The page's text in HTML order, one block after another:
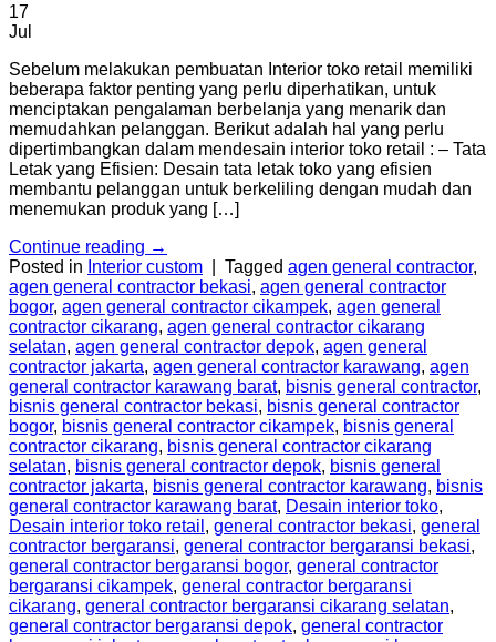
17
Jul
Sebelum melakukan pembuatan Interior toko retail memiliki
beberapa faktor penting yang perlu diperhatikan, untuk
menciptakan pengalaman berbelanja yang menarik dan
memudahkan pelanggan. Berikut adalah hal yang perlu
dipertimbangkan dalam mendesain interior toko retail : – Tata
Letak yang Efisien: Desain tata letak toko yang efisien
membantu pelanggan untuk berkeliling dengan mudah dan
menemukan produk yang […]
Continue reading →
Posted in Interior custom Tagged agen general contractor,
agen general contractor bekasi, agen general contractor
bogor, agen general contractor cikampek, agen general
contractor cikarang, agen general contractor cikarang
selatan, agen general contractor depok, agen general
contractor jakarta, agen general contractor karawang, agen
general contractor karawang barat, bisnis general contractor,
bisnis general contractor bekasi, bisnis general contractor
bogor, bisnis general contractor cikampek, bisnis general
contractor cikarang, bisnis general contractor cikarang
selatan, bisnis general contractor depok, bisnis general
contractor jakarta, bisnis general contractor karawang, bisnis
general contractor karawang barat, Desain interior toko,
Desain interior toko retail , general contractor bekasi, general
contractor bergaransi, general contractor bergaransi bekasi,
general contractor bergaransi bogor, general contractor
bergaransi cikampek, general contractor bergaransi
cikarang, general contractor bergaransi cikarang selatan,
general contractor bergaransi depok, general contractor